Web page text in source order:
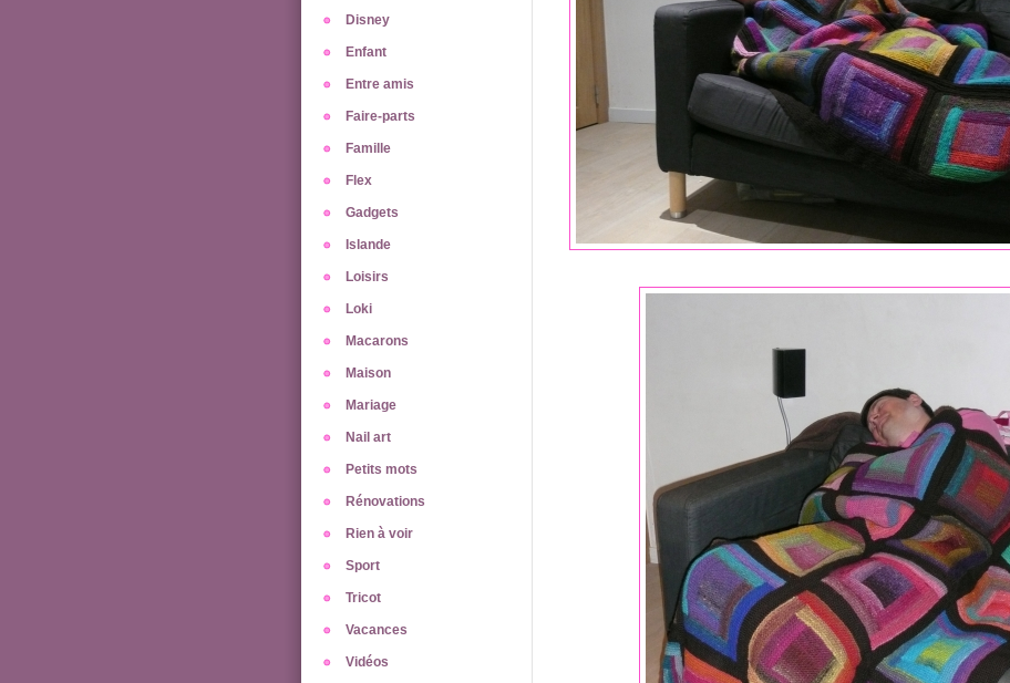
Disney
Enfant
Entre amis
Faire-parts
Famille
Flex
Gadgets
Islande
Loisirs
Loki
Macarons
Maison
Mariage
Nail art
Petits mots
Rénovations
Rien à voir
Sport
Tricot
Vacances
Vidéos